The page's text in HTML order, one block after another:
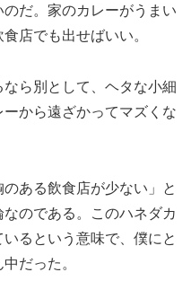
だ。家のカレーがうまい
店でも出せばいい。
ら別として、ヘタな小細
から遠ざかってマズくな
のある飲食店が少ない」と
のである。このハネダカ
るという意味で、僕にと
だった。